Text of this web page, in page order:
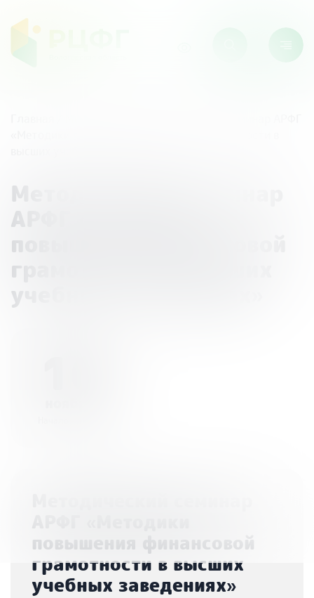
Методический семинар
АРФГ «Методики
повышения финансовой
грамотности в высших
учебных заведениях»
повышения финансовой
грамотности в высших
учебных заведениях»